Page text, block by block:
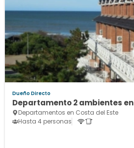
Dueño Directo
Departamento 2 ambientes
Departamentos en Costa del Este
Hasta 4 personas